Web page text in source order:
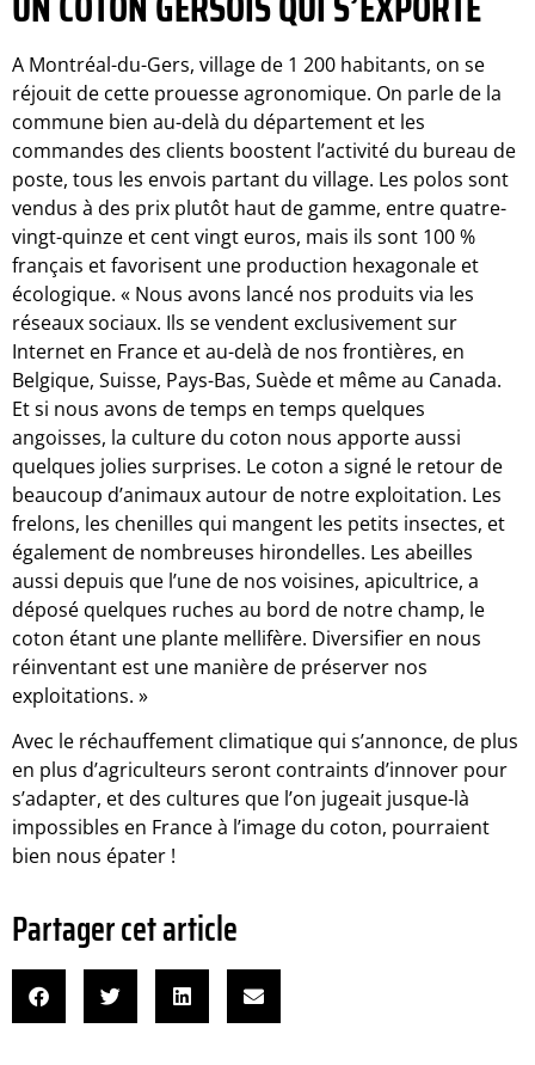
A Montréal-du-Gers, village de 1 200 habitants, on se
réjouit de cette prouesse agronomique. On parle de la
commune bien au-delà du département et les
commandes des clients boostent l’activité du bureau de
poste, tous les envois partant du village. Les polos sont
vendus à des prix plutôt haut de gamme, entre quatre-
vingt-quinze et cent vingt euros, mais ils sont 100 %
français et favorisent une production hexagonale et
écologique. « Nous avons lancé nos produits via les
réseaux sociaux. Ils se vendent exclusivement sur
Internet en France et au-delà de nos frontières, en
Belgique, Suisse, Pays-Bas, Suède et même au Canada.
Et si nous avons de temps en temps quelques
angoisses, la culture du coton nous apporte aussi
quelques jolies surprises. Le coton a signé le retour de
beaucoup d’animaux autour de notre exploitation. Les
frelons, les chenilles qui mangent les petits insectes, et
également de nombreuses hirondelles. Les abeilles
aussi depuis que l’une de nos voisines, apicultrice, a
déposé quelques ruches au bord de notre champ, le
coton étant une plante mellifère. Diversifier en nous
réinventant est une manière de préserver nos
exploitations. »
Avec le réchauffement climatique qui s’annonce, de plus
en plus d’agriculteurs seront contraints d’innover pour
s’adapter, et des cultures que l’on jugeait jusque-là
impossibles en France à l’image du coton, pourraient
bien nous épater !
Partager cet article